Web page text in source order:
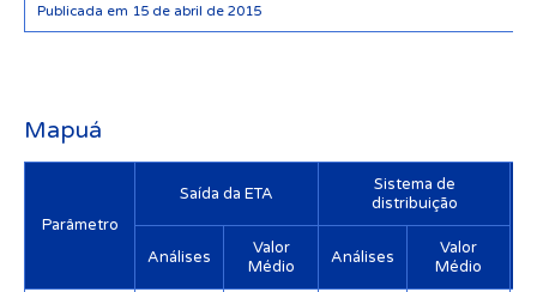
Publicada em 15 de abril de 2015
Mapuá
Parâmetro
Saída da ETA
Sistema de
distribuição
Análises
Valor
Médio
Análises
Valor
Médio